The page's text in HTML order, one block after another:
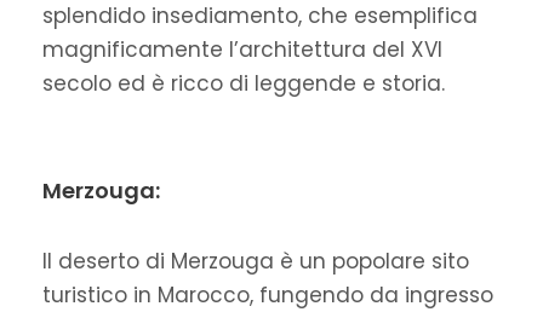
splendido insediamento, che esemplifica
magnificamente l’architettura del XVI
secolo ed è ricco di leggende e storia.
Merzouga:
Il deserto di Merzouga è un popolare sito
turistico in Marocco, fungendo da ingresso